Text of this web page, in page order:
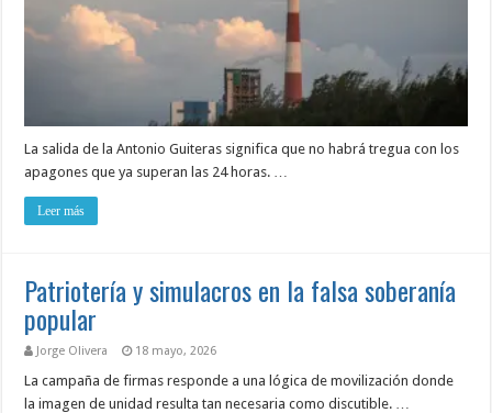
La salida de la Antonio Guiteras significa que no habrá tregua con los
apagones que ya superan las 24 horas. …
Leer más
Patriotería y simulacros en la falsa soberanía
popular
Jorge Olivera 18 mayo, 2026
La campaña de firmas responde a una lógica de movilización donde
la imagen de unidad resulta tan necesaria como discutible. …